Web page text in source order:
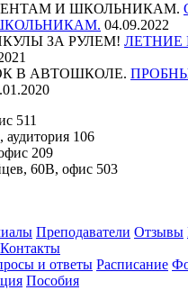
04.09.2022
ЛЕТНИЕ
511
106
209
60В, офис 503
Преподаватели Отзывы
Контакты
и ответы Расписание
Пособия